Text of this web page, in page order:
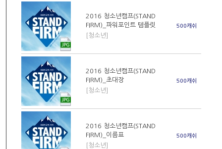
2016 청소년캠프(STAND
FIRM)_파워포인트 템플릿
[청소년]
500캐쉬
2016 청소년캠프(STAND
FIRM)_초대장
[청소년]
500캐쉬
2016 청소년캠프(STAND
FIRM)_이름표
[청소년]
500캐쉬